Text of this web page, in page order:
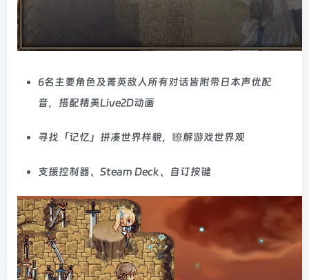
6名主要角色及菁英敌人所有对话皆附带日本声优配
音，搭配精美Live2D动画
寻找「记忆」拼凑世界样貌，瞭解游戏世界观
支援控制器、Steam Deck、自订按键